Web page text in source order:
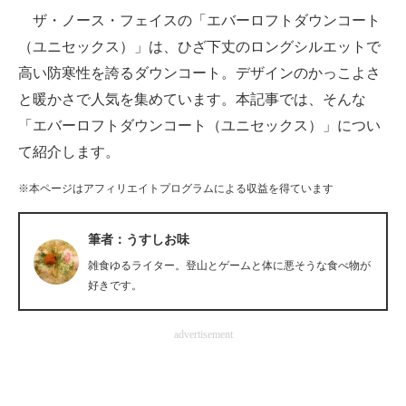
ITの今と未来を見通す
スマホと通信の最新トレンド
進化するPCとデバイスの未来
好きが集まる 比べて選べる
ビジネスと働き方のヒント
AI活用のいまが分かる
企業ITのトレンドを詳説
経営リーダーのコミュニティ
ザ・ノース・フェイスの「エバーロフトダウンコート
（ユニセックス）」は、ひざ下丈のロングシルエットで
高い防寒性を誇るダウンコート。デザインのかっこよさ
と暖かさで人気を集めています。本記事では、そんな
「エバーロフトダウンコート（ユニセックス）」につい
て紹介します。
※本ページはアフィリエイトプログラムによる収益を得ています
筆者：うすしお味
雑食ゆるライター。登山とゲームと体に悪そうな食べ物が
好きです。
advertisement